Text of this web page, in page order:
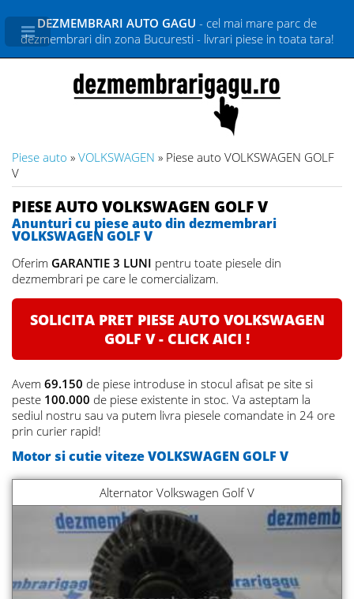
DEZMEMBRARI AUTO GAGU - cel mai mare parc de
dezmembrari din zona Bucuresti - livrari piese in toata tara!
Piese auto » VOLKSWAGEN » Piese auto VOLKSWAGEN GOLF
V
PIESE AUTO VOLKSWAGEN GOLF V
Anunturi cu piese auto din dezmembrari
VOLKSWAGEN GOLF V
Oferim GARANTIE 3 LUNI pentru toate piesele din
dezmembrari pe care le comercializam.
SOLICITA PRET PIESE AUTO VOLKSWAGEN
GOLF V - CLICK AICI !
Avem 69.150 de piese introduse in stocul afisat pe site si
peste 100.000 de piese existente in stoc. Va asteptam la
sediul nostru sau va putem livra piesele comandate in 24 ore
prin curier rapid!
Motor si cutie viteze VOLKSWAGEN GOLF V
Alternator Volkswagen Golf V